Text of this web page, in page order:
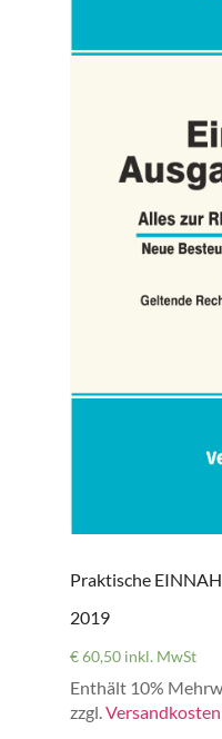
Praktische
2019
€60,50 inkl. MwSt
Enthält 10%
zzgl. Versandkosten